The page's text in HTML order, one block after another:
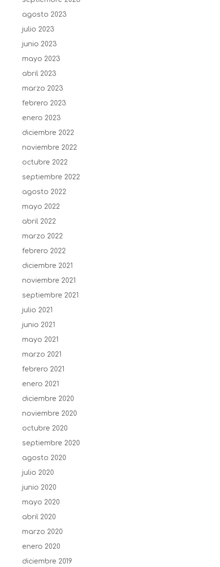
agosto 2023
julio 2023
junio 2023
mayo 2023
abril 2023
marzo 2023
febrero 2023
enero 2023
diciembre 2022
noviembre 2022
octubre 2022
septiembre 2022
agosto 2022
mayo 2022
abril 2022
marzo 2022
febrero 2022
diciembre 2021
noviembre 2021
septiembre 2021
julio 2021
junio 2021
mayo 2021
marzo 2021
febrero 2021
enero 2021
diciembre 2020
noviembre 2020
octubre 2020
septiembre 2020
agosto 2020
julio 2020
junio 2020
mayo 2020
abril 2020
marzo 2020
enero 2020
diciembre 2019